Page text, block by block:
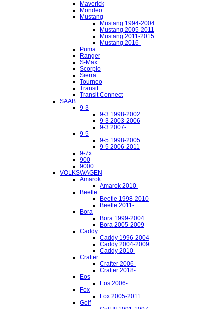
Maverick
Mondeo
Mustang
Mustang 1994-2004
Mustang 2005-2011
Mustang 2011-2015
Mustang 2016-
Puma
Ranger
S-Max
Scorpio
Sierra
Tourneo
Transit
Transit Connect
SAAB
9-3
9-3 1998-2002
9-3 2003-2006
9-3 2007-
9-5
9-5 1998-2005
9-5 2006-2011
9-7x
900
9000
VOLKSWAGEN
Amarok
Amarok 2010-
Beetle
Beetle 1998-2010
Beetle 2011-
Bora
Bora 1999-2004
Bora 2005-2009
Caddy
Caddy 1996-2004
Caddy 2004-2009
Caddy 2010-
Crafter
Crafter 2006-
Crafter 2018-
Eos
Eos 2006-
Fox
Fox 2005-2011
Golf